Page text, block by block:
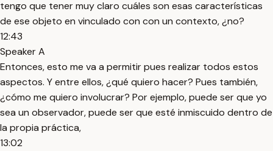
tengo que tener muy claro cuáles son esas características
de ese objeto en vinculado con con un contexto, ¿no?
12:43
Speaker A
Entonces, esto me va a permitir pues realizar todos estos
aspectos. Y entre ellos, ¿qué quiero hacer? Pues también,
¿cómo me quiero involucrar? Por ejemplo, puede ser que yo
sea un observador, puede ser que esté inmiscuido dentro de
la propia práctica,
13:02